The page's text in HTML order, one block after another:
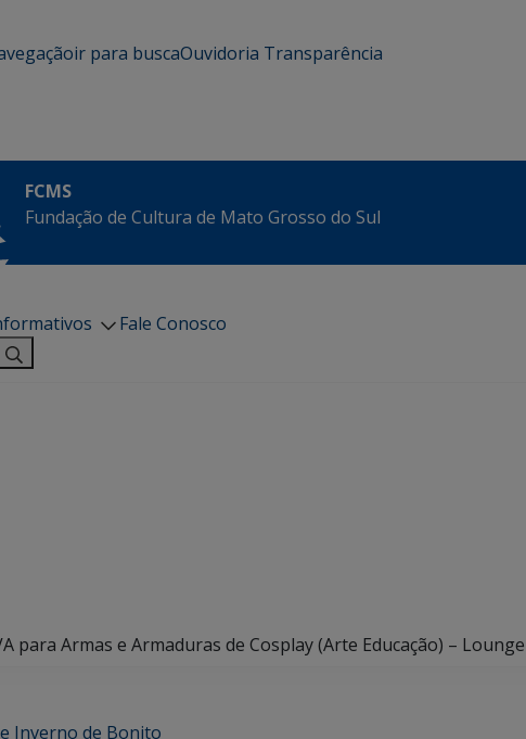
ir para buscaOuvidoria Transparência
FCMS
Fundação de Cultura de Mato Grosso do Sul
Fale Conosco
para Armas e Armaduras de Cosplay (Arte Educação) –
Inverno de Bonito